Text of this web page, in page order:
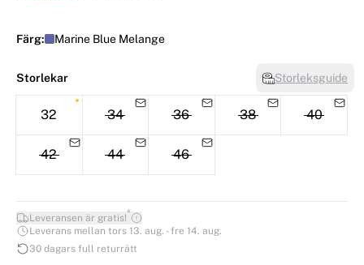
Färg: Marine Blue Melange
Storlekar Storleksguide
32 34 36 38 40
42 44 46
Leveransen är gratis!*
Leverans mellan tors 13. aug. - fre 14. aug.
30 dagars full returrätt